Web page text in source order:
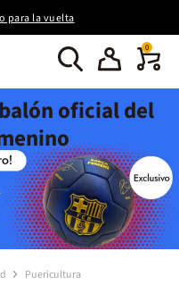
para la vuelta
0
oficial del
Puericultura